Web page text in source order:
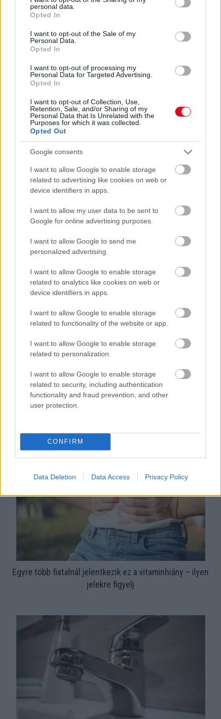
grant or deny consent to Google and its third-party tags to
use your data for below specified purposes in below Google
consent section.
personal data.
Opted In
I want to opt-out of the Sale of my
Personal Data.
Opted In
I want to opt-out of processing my
Personal Data for Targeted Advertising.
Opted In
I want to opt-out of Collection, Use,
Retention, Sale, and/or Sharing of my
Personal Data that Is Unrelated with the
Purposes for which it was collected.
Opted Out
Google consents
I want to allow Google to enable storage
related to advertising like cookies on web or
device identifiers in apps.
I want to allow my user data to be sent to
Google for online advertising purposes.
I want to allow Google to send me
personalized advertising.
I want to allow Google to enable storage
related to analytics like cookies on web or
device identifiers in apps.
I want to allow Google to enable storage
related to functionality of the website or app.
I want to allow Google to enable storage
related to personalization.
I want to allow Google to enable storage
related to security, including authentication
functionality and fraud prevention, and other
user protection.
CONFIRM
Data Deletion Data Access Privacy Policy
Nem ecettel és nem szódabikarbónával: ezzel lesz
újra csillogó a vízköves csap
Ha mindig ezt a mondatot használod, az rendkívül magas
csökkenhet a hatásuk
Egyre több fiatalnál jelentkezik ez a vitaminhiány – ilyen
jelekre figyelj